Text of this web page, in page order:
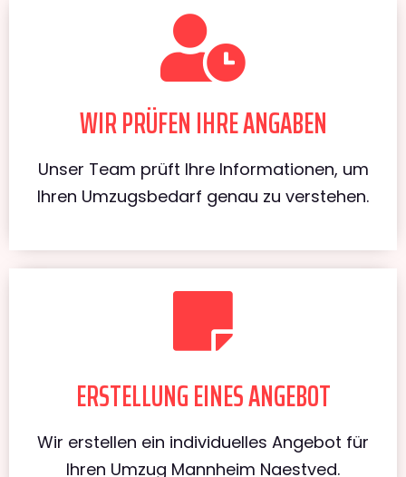
WIR PRÜFEN IHRE ANGABEN
Unser Team prüft Ihre Informationen, um
Ihren Umzugsbedarf genau zu verstehen.
ERSTELLUNG EINES ANGEBOT
Wir erstellen ein individuelles Angebot für
Ihren Umzug Mannheim Naestved.